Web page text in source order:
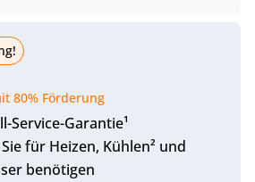
80% Förderung
Service-Garantie¹
für Heizen, Kühlen² und
benötigen